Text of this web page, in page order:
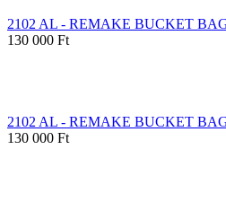
2102 AL - REMAKE BUCKET
130 000 Ft
2102 AL - REMAKE BUCKET
130 000 Ft